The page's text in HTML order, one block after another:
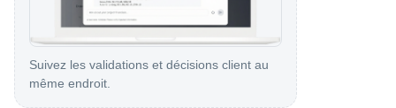
Suivez les validations et décisions client au
même endroit.